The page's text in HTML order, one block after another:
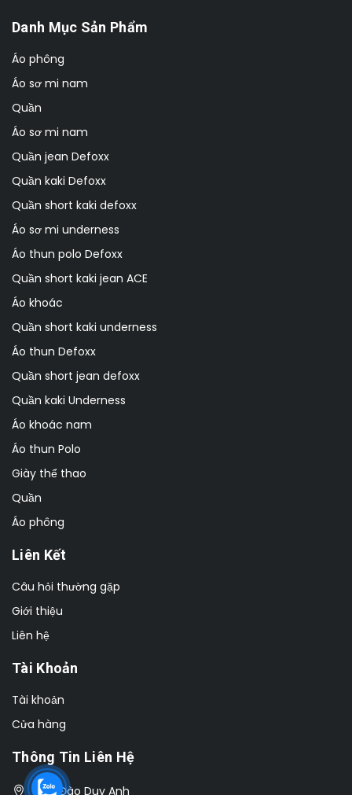
Danh Mục Sản Phẩm
Áo phông
Áo sơ mi nam
Quần
Áo sơ mi nam
Quần jean Defoxx
Quần kaki Defoxx
Quần short kaki defoxx
Áo sơ mi underness
Áo thun polo Defoxx
Quần short kaki jean ACE
Áo khoác
Quần short kaki underness
Áo thun Defoxx
Quần short jean defoxx
Quần kaki Underness
Áo khoác nam
Áo thun Polo
Giày thể thao
Quần
Áo phông
Liên Kết
Câu hỏi thường gặp
Giới thiệu
Liên hệ
Tài Khoản
Tài khoản
Cửa hàng
Thông Tin Liên Hệ
Số 1 Đào Duy Anh